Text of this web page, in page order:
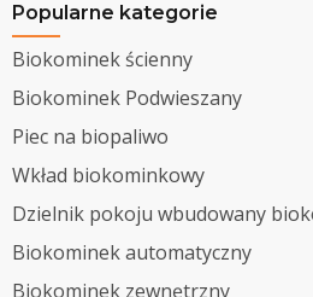
Popularne kategorie
Biokominek ścienny
Biokominek Podwieszany
Piec na biopaliwo
Wkład biokominkowy
Dzielnik pokoju wbudowany
Biokominek automatyczny
Biokominek zewnętrzny